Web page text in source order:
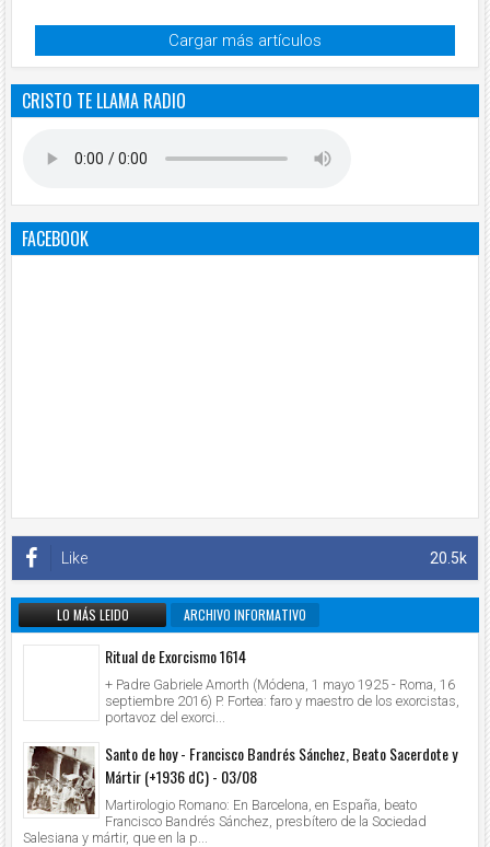
Cargar más artículos
CRISTO TE LLAMA RADIO
FACEBOOK
20.5k
Like
LO MÁS LEIDO ARCHIVO INFORMATIVO
Ritual de Exorcismo 1614
+ Padre Gabriele Amorth (Módena, 1 mayo 1925 - Roma, 16
septiembre 2016) P. Fortea: faro y maestro de los exorcistas,
portavoz del exorci...
Santo de hoy - Francisco Bandrés Sánchez, Beato Sacerdote y
Mártir (+1936 dC) - 03/08
Martirologio Romano: En Barcelona, en España, beato
Francisco Bandrés Sánchez, presbítero de la Sociedad
Salesiana y mártir, que en la p...